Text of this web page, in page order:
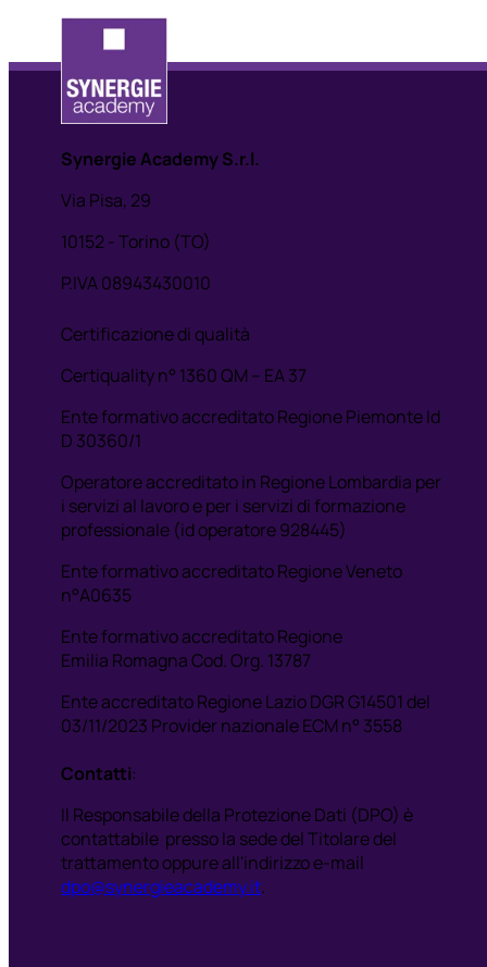
Synergie Academy S.r.l.
Via Pisa, 29
10152 - Torino (TO)
P.IVA 08943430010
Certificazione di qualità
Certiquality n° 1360 QM – EA 37
Ente formativo accreditato Regione Piemonte Id
D 30360/1
Operatore accreditato in Regione Lombardia per
i servizi al lavoro e per i servizi di formazione
professionale (id operatore 928445)
Ente formativo accreditato Regione Veneto
n°A0635
Ente formativo accreditato Regione
Emilia Romagna Cod. Org. 13787
Ente accreditato Regione Lazio DGR G14501 del
03/11/2023 Provider nazionale ECM n° 3558
Contatti:
Il Responsabile della Protezione Dati (DPO) è
contattabile presso la sede del Titolare del
trattamento oppure all'indirizzo e-mail
dpo@synergieacademy.it.